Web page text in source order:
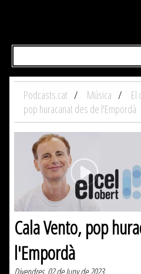
Podcasts.cat Música El
pop huracanat des de l'Empordà
Cala Vento, pop
l'Empordà